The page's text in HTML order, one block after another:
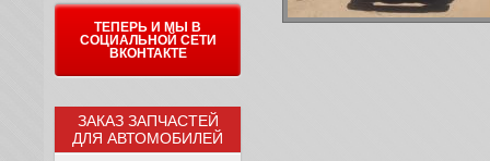
ТЕПЕРЬ И МЫ В
СОЦИАЛЬНОЙ СЕТИ
ВКОНТАКТЕ
ЗАКАЗ ЗАПЧАСТЕЙ
ДЛЯ АВТОМОБИЛЕЙ